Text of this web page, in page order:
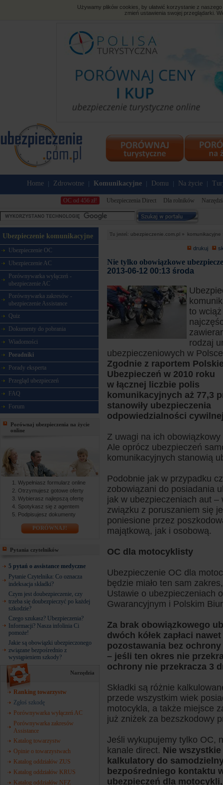
Używamy plików cookies, by ułatwić korzystanie z
zmień ustawienia swojej przeglądarki.
Home Zdrowotne Komunikacyjne Domu Na życie
OC od 456 zł! Ubezpieczenia Direct Dla rolników
Ubezpieczenie komunikacyjne
Ubezpieczenie OC
Ubezpieczenie AC
Porównywarka wyłączeń -
ubezpieczenie AC
Porównywarka zakresów -
ubezpieczenie Assistance
Quiz
Dokumenty do pobrania
Wiadomości
Poradniki
Porady eksperta
Przegląd ubezpieczeń
FAQ
Forum
Porównaj ubezpieczenia na życie
online
Wypełniasz formularz online
Otrzymujesz gotowe oferty
Wybierasz najlepszą ofertę
Spotykasz się z agentem
Podpisujesz dokumenty
PORÓWNAJ!
Pytania czytelników
5 pytań o assistance medyczne
Pytanie Czytelnika: Co oznacza
indeksacja składki?
Czym jest doubezpieczenie, czy
trzeba się doubezpieczyć po każdej
szkodzie?
Czego szukasz? Ubezpieczenia?
Informacji? Nasza infolinia Ci
pomoże!
Jakie są obowiązki ubezpieczonego
związane bezpośrednio z
wystąpieniem szkody?
Narzędzia
Ranking towarzystw
Zgłoś szkodę
Porównywarka wyłączeń AC
Porównywarka zakresów
Assistance
Katalog towarzystw
Opinie o towarzystwach
Katalog oddziałów ZUS
Katalog oddziałów KRUS
Katalog oddziałów NFZ
Tu jesteś: ubezpieczenie.com.pl » komunikacyjne
drukuj
Nie tylko obowiązkowe
2013-06-12 00:13 środa
to wciąż
rodzaj
ubezpieczeniowych w
Zgodnie z raportem
Ubezpieczeń w 2010 roku
w łącznej liczbie polis
komunikacyjnych aż 77,3
stanowiły ubezpieczenia
odpowiedzialności
Z uwagi na ich
Ale oprócz ubezpieczeń
komunikacyjnych stanowią
Podobnie jak w przypadku
zobowiązani do posiadania
jak w ubezpieczeniach aut
związku z poruszaniem się
poniesione przez
majątkową, jak i osobową.
OC dla motocyklisty
Ubezpieczenie OC dla
będzie miało ten sam
Ustawie o ubezpieczeniach
Gwarancyjnym i Polskim
Za brak obowiązkowego
dwóch kółek zapłaci
pozostawania bez
– jeśli ten okres nie
ochrony nie przekracza 3
Składki są różnie
przede wszystkim wiek
motocykla, a także miejsce
już zniżek za bezszkodowy
Jeśli wykupujemy tylko OC,
kanale direct. Nie
kalkulatory do
bezpośredniego kontaktu
ubezpieczeń dla